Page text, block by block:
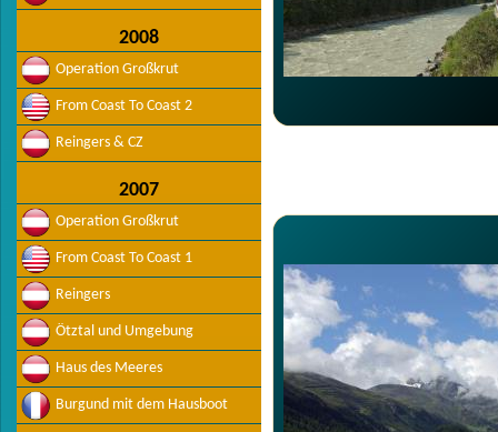
2008
Operation Großkrut
From Coast To Coast 2
Reingers & CZ
2007
Operation Großkrut
From Coast To Coast 1
Reingers
Ötztal und Umgebung
Haus des Meeres
Burgund mit dem Hausboot